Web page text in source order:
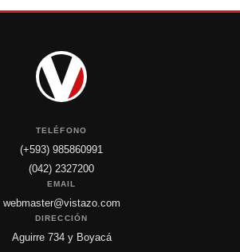
TELÉFONO
(+593) 985860991
(042) 2327200
EMAIL
webmaster@vistazo.com
DIRECCIÓN
Aguirre 734 y Boyacá